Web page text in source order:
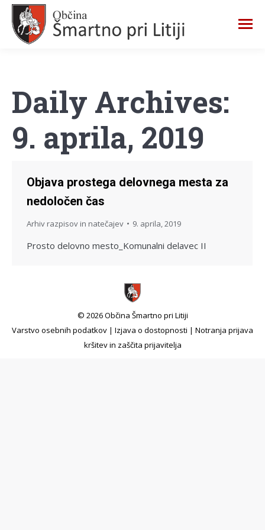
Daily Archives:
9. aprila, 2019
Objava prostega delovnega mesta za
nedoločen čas
Arhiv razpisov in natečajev 9. aprila, 2019
Prosto delovno mesto_Komunalni delavec II
© 2026 Občina Šmartno pri Litiji
Varstvo osebnih podatkov | Izjava o dostopnosti | Notranja prijava
kršitev in zaščita prijavitelja